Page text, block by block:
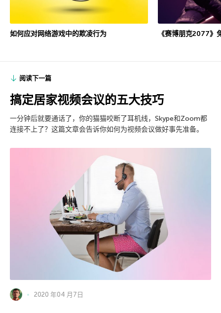
如何应对网络游戏中的欺凌行为 《赛博朋克2077》
阅读下一篇
搞定居家视频会议的五大技巧
一分钟后就要通话了，你的猫猫咬断了耳机线，Skype和Zoom都
连接不上了？这篇文章会告诉你如何为视频会议做好事先准备。
2020 年04 月7日